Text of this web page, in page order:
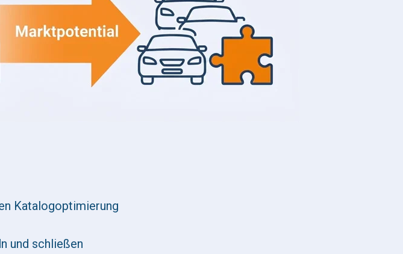
Katalogoptimierung
und schließen